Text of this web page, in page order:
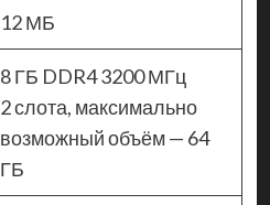
12 МБ
8 ГБ DDR4 3200 МГц
2 слота, максимально
возможный объём — 64
ГБ